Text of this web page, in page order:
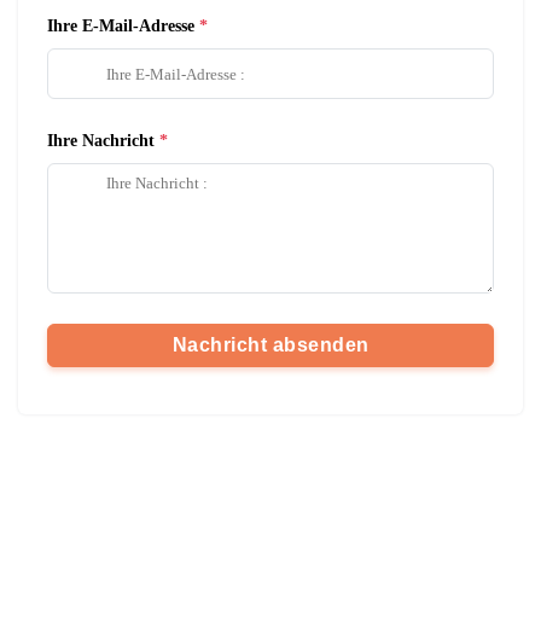
Ihre E-Mail-Adresse
Ihre Nachricht
Nachricht absenden